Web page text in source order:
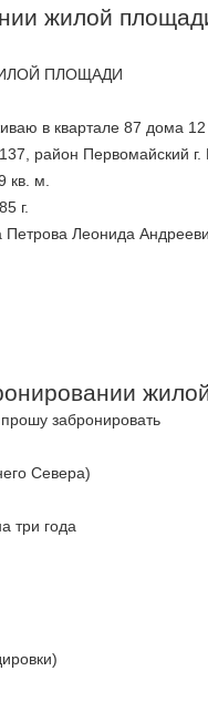
жилой
ПЛОЩАДИ
в квартале 87 дома
район Первомайский
кв. м.
г.
Петрова Леонида
забронировать
Севера)
три года